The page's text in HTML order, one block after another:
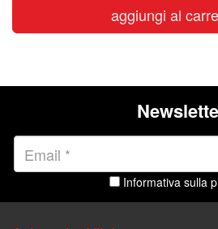
aggiungi al
Informativa sulla